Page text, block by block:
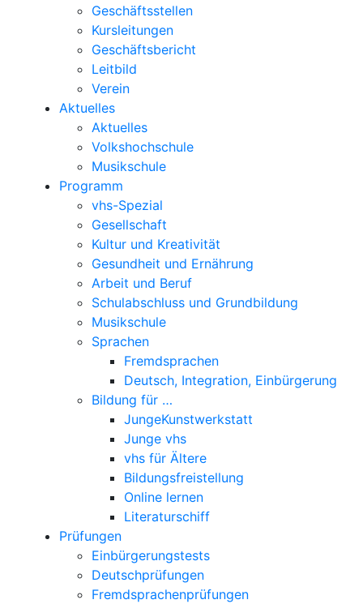
Geschäftsstellen
Kursleitungen
Geschäftsbericht
Leitbild
Verein
Aktuelles
Aktuelles
Volkshochschule
Musikschule
Programm
vhs-Spezial
Gesellschaft
Kultur und Kreativität
Gesundheit und Ernährung
Arbeit und Beruf
Schulabschluss und Grundbildung
Musikschule
Sprachen
Fremdsprachen
Deutsch, Integration, Einbürgerung
Bildung für …
JungeKunstwerkstatt
Junge vhs
vhs für Ältere
Bildungsfreistellung
Online lernen
Literaturschiff
Prüfungen
Einbürgerungstests
Deutschprüfungen
Fremdsprachenprüfungen